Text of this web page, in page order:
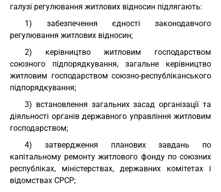
галузі регулювання житлових відносин підлягають:
1) забезпечення єдності законодавчого
регулювання житлових відносин;
2) керівництво житловим господарством
союзного підпорядкування, загальне керівництво
житловим господарством союзно-республіканського
підпорядкування;
3) встановлення загальних засад організації та
діяльності органів державного управління житловим
господарством;
4) затвердження планових завдань по
капітальному ремонту житлового фонду по союзних
республіках, міністерствах, державних комітетах і
відомствах СРСР;